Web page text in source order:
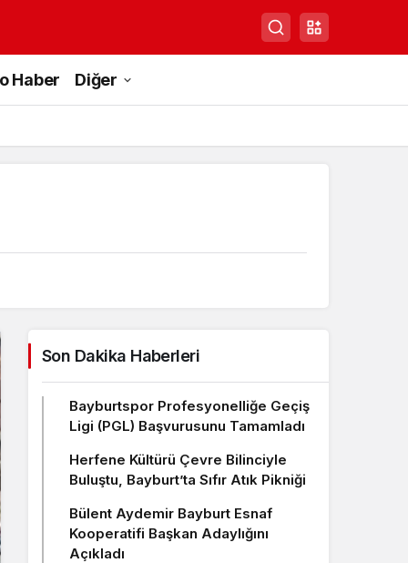
Haber Diğer
Son Dakika Haberleri
Bayburtspor Profesyonelliğe Geçiş
Ligi (PGL) Başvurusunu Tamamladı
Herfene Kültürü Çevre Bilinciyle
Buluştu, Bayburt’ta Sıfır Atık Pikniği
Bülent Aydemir Bayburt Esnaf
Kooperatifi Başkan Adaylığını
Açıkladı